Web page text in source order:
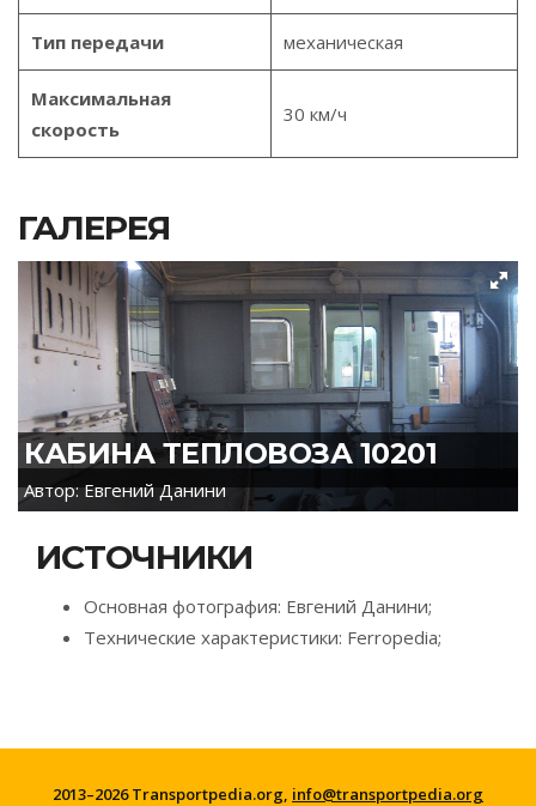
Тип передачи механическая
Максимальная
скорость
30 км/ч
ГАЛЕРЕЯ
КАБИНА ТЕПЛОВОЗА 10201
Автор: Евгений Данини
ИСТОЧНИКИ
Основная фотография: Евгений Данини;
Технические характеристики: Ferropedia;
2013–2026 Transportpedia.org, info@transportpedia.org